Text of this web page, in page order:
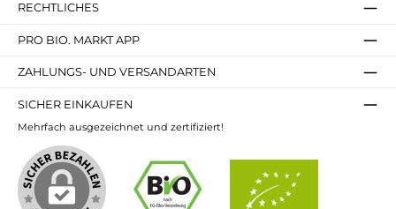
RECHTLICHES
PRO BIO. MARKT APP
ZAHLUNGS- UND VERSANDARTEN
SICHER EINKAUFEN
Mehrfach ausgezeichnet und zertifiziert!